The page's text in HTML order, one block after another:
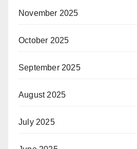
November 2025
October 2025
September 2025
August 2025
July 2025